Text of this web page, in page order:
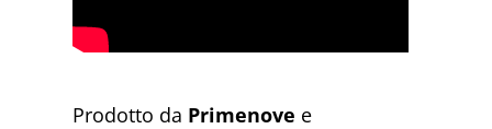
Prodotto da Primenove e